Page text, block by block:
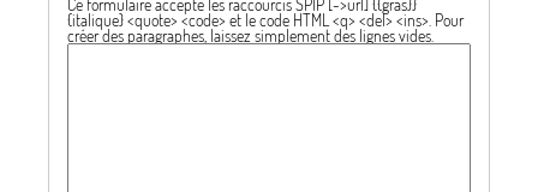
Ce formulaire accepte les raccourcis SPIP [->url] {{gras}}
{italique} <quote> <code> et le code HTML <q> <del> <ins> . Pour
créer des paragraphes, laissez simplement des lignes vides.